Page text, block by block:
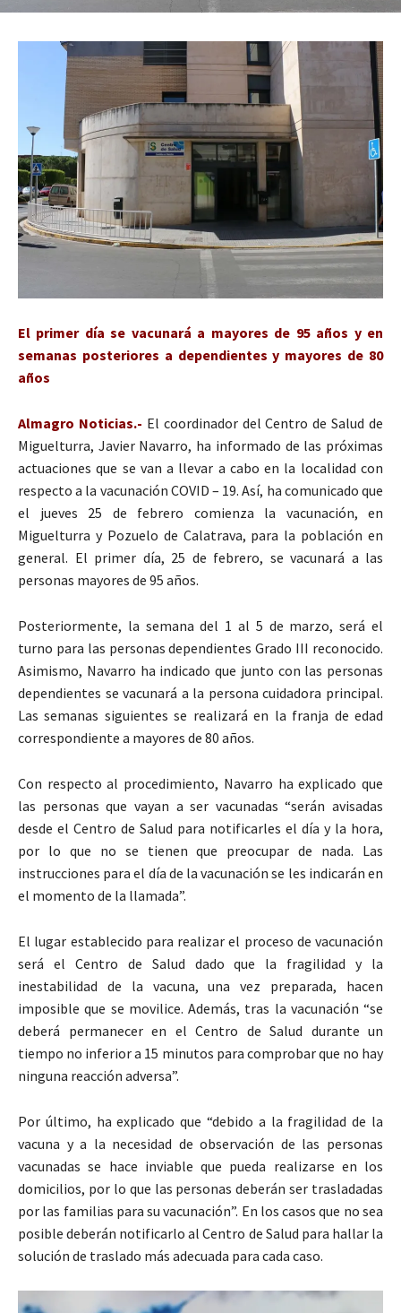
El primer día se vacunará a mayores de 95 años y en
semanas posteriores a dependientes y mayores de 80
años
Almagro Noticias.- El coordinador del Centro de Salud de
Miguelturra, Javier Navarro, ha informado de las próximas
actuaciones que se van a llevar a cabo en la localidad con
respecto a la vacunación COVID – 19. Así, ha comunicado que
el jueves 25 de febrero comienza la vacunación, en
Miguelturra y Pozuelo de Calatrava, para la población en
general. El primer día, 25 de febrero, se vacunará a las
personas mayores de 95 años.
Posteriormente, la semana del 1 al 5 de marzo, será el
turno para las personas dependientes Grado III reconocido.
Asimismo, Navarro ha indicado que junto con las personas
dependientes se vacunará a la persona cuidadora principal.
Las semanas siguientes se realizará en la franja de edad
correspondiente a mayores de 80 años.
Con respecto al procedimiento, Navarro ha explicado que
las personas que vayan a ser vacunadas “serán avisadas
desde el Centro de Salud para notificarles el día y la hora,
por lo que no se tienen que preocupar de nada. Las
instrucciones para el día de la vacunación se les indicarán en
el momento de la llamada”.
El lugar establecido para realizar el proceso de vacunación
será el Centro de Salud dado que la fragilidad y la
inestabilidad de la vacuna, una vez preparada, hacen
imposible que se movilice. Además, tras la vacunación “se
deberá permanecer en el Centro de Salud durante un
tiempo no inferior a 15 minutos para comprobar que no hay
ninguna reacción adversa”.
Por último, ha explicado que “debido a la fragilidad de la
vacuna y a la necesidad de observación de las personas
vacunadas se hace inviable que pueda realizarse en los
domicilios, por lo que las personas deberán ser trasladadas
por las familias para su vacunación”. En los casos que no sea
posible deberán notificarlo al Centro de Salud para hallar la
solución de traslado más adecuada para cada caso.